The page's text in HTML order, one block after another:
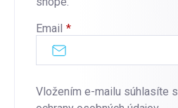
Email
Vložením e-mailu súhlasíte s